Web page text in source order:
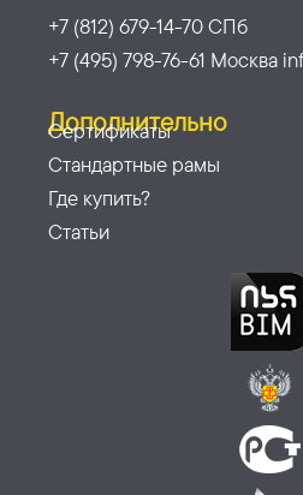
+7 (812) 679-14-70 СПб
+7 (495) 798-76-61 Москва
Дополнительно
Сертификаты
Стандартные рамы
Где купить?
Статьи